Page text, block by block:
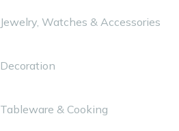
Jewelry, Watches & Accessories
Decoration
Tableware & Cooking